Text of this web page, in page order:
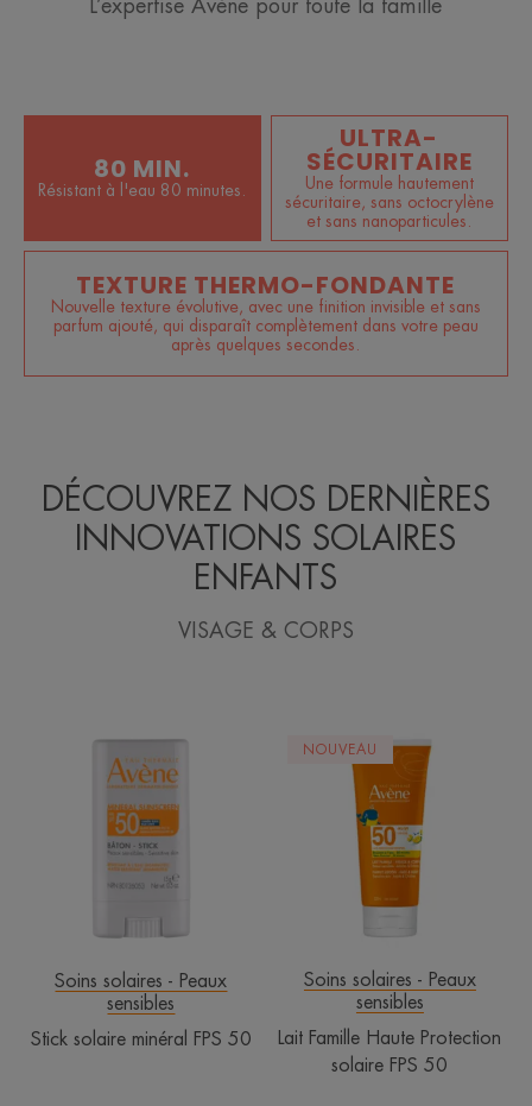
L’expertise Avène pour toute la famille
80 MIN.
Résistant à l'eau 80 minutes.
ULTRA-
SÉCURITAIRE
Une formule hautement
sécuritaire, sans octocrylène
et sans nanoparticules.
TEXTURE THERMO-FONDANTE
Nouvelle texture évolutive, avec une finition invisible et sans
parfum ajouté, qui disparaît complètement dans votre peau
après quelques secondes.
DÉCOUVREZ NOS DERNIÈRES
INNOVATIONS SOLAIRES
ENFANTS
VISAGE & CORPS
Stick
solaire
minéral
FPS
50
Soins solaires - Peaux
sensibles
Stick solaire minéral FPS 50
Famille
Haute
Protection
solaire
FPS
NOUVEAU
Soins solaires - Peaux
sensibles
Lait Famille Haute Protection
solaire FPS 50